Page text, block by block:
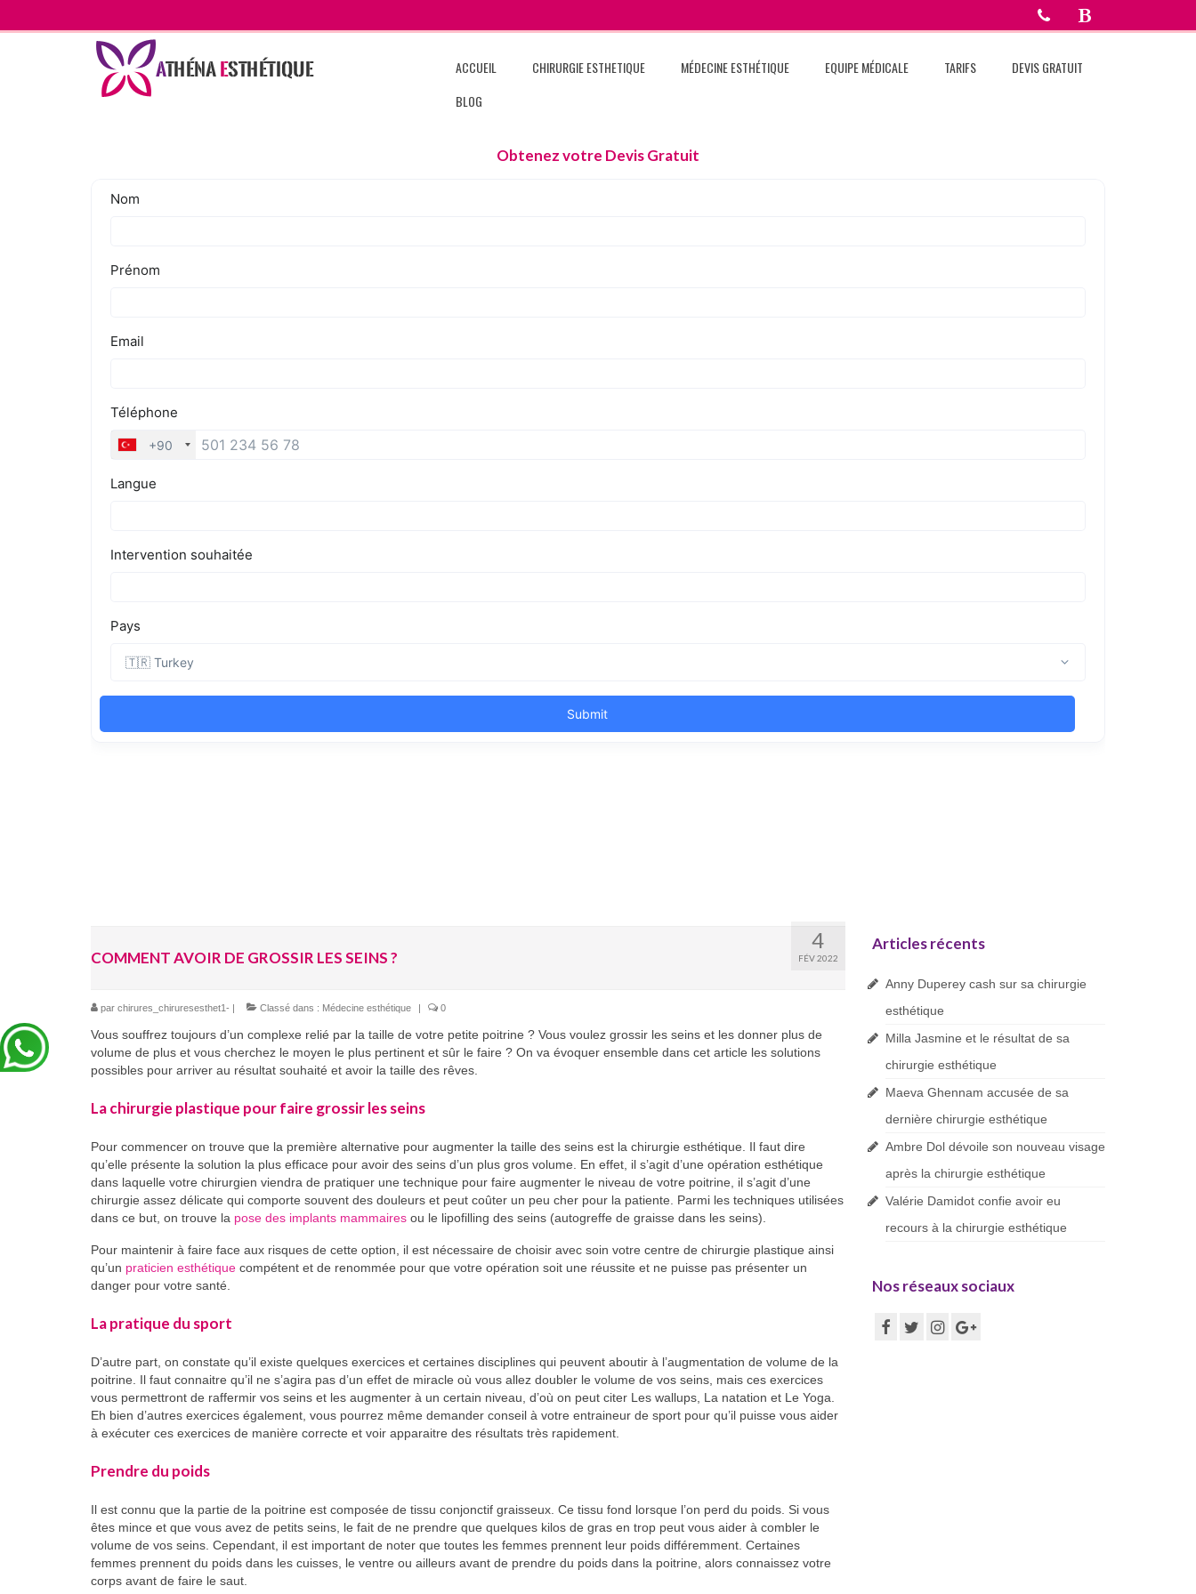
ACCUEIL CHIRURGIE ESTHETIQUE MÉDECINE ESTHÉTIQUE EQUIPE MÉDICALE TARIFS
DEVIS GRATUIT
BLOG
Obtenez votre Devis Gratuit
4
FÉV 2022
COMMENT AVOIR DE GROSSIR LES SEINS ?
par chirures_chiruresesthet1- | Classé dans : Médecine esthétique | 0
Vous souffrez toujours d’un complexe relié par la taille de votre petite poitrine ? Vous voulez grossir les seins et les donner plus de
volume de plus et vous cherchez le moyen le plus pertinent et sûr le faire ? On va évoquer ensemble dans cet article les solutions
possibles pour arriver au résultat souhaité et avoir la taille des rêves.
La chirurgie plastique pour faire grossir les seins
Pour commencer on trouve que la première alternative pour augmenter la taille des seins est la chirurgie esthétique. Il faut dire
qu’elle présente la solution la plus efficace pour avoir des seins d’un plus gros volume. En effet, il s’agit d’une opération esthétique
dans laquelle votre chirurgien viendra de pratiquer une technique pour faire augmenter le niveau de votre poitrine, il s’agit d’une
chirurgie assez délicate qui comporte souvent des douleurs et peut coûter un peu cher pour la patiente. Parmi les techniques utilisées
dans ce but, on trouve la pose des implants mammaires ou le lipofilling des seins (autogreffe de graisse dans les seins).
Pour maintenir à faire face aux risques de cette option, il est nécessaire de choisir avec soin votre centre de chirurgie plastique ainsi
qu’un praticien esthétique compétent et de renommée pour que votre opération soit une réussite et ne puisse pas présenter un
danger pour votre santé.
La pratique du sport
D’autre part, on constate qu’il existe quelques exercices et certaines disciplines qui peuvent aboutir à l’augmentation de volume de la
poitrine. Il faut connaitre qu’il ne s’agira pas d’un effet de miracle où vous allez doubler le volume de vos seins, mais ces exercices
vous permettront de raffermir vos seins et les augmenter à un certain niveau, d’où on peut citer Les wallups, La natation et Le Yoga.
Eh bien d’autres exercices également, vous pourrez même demander conseil à votre entraineur de sport pour qu’il puisse vous aider
à exécuter ces exercices de manière correcte et voir apparaitre des résultats très rapidement.
Prendre du poids
Il est connu que la partie de la poitrine est composée de tissu conjonctif graisseux. Ce tissu fond lorsque l’on perd du poids. Si vous
êtes mince et que vous avez de petits seins, le fait de ne prendre que quelques kilos de gras en trop peut vous aider à combler le
volume de vos seins. Cependant, il est important de noter que toutes les femmes prennent leur poids différemment. Certaines
femmes prennent du poids dans les cuisses, le ventre ou ailleurs avant de prendre du poids dans la poitrine, alors connaissez votre
corps avant de faire le saut.
Articles récents
Anny Duperey cash sur sa chirurgie
esthétique
Milla Jasmine et le résultat de sa
chirurgie esthétique
Maeva Ghennam accusée de sa
dernière chirurgie esthétique
Ambre Dol dévoile son nouveau visage
après la chirurgie esthétique
Valérie Damidot confie avoir eu
recours à la chirurgie esthétique
Nos réseaux sociaux